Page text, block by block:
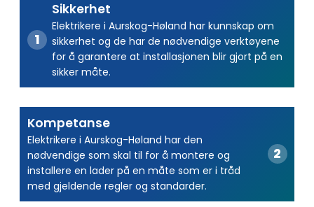
Sikkerhet
Elektrikere i Aurskog-Høland har kunnskap om
sikkerhet og de har de nødvendige verktøyene
for å garantere at installasjonen blir gjort på en
sikker måte.
Kompetanse
Elektrikere i Aurskog-Høland har den
nødvendige som skal til for å montere og
installere en lader på en måte som er i tråd
med gjeldende regler og standarder.